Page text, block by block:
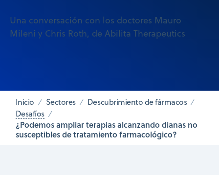
Una conversación con los doctores Mauro
Mileni y Chris Roth, de Abilita Therapeutics
Inicio Sectores
Descubrimiento de fármacos
Desafíos
¿Podemos ampliar terapias alcanzando dianas no
susceptibles de tratamiento farmacológico?